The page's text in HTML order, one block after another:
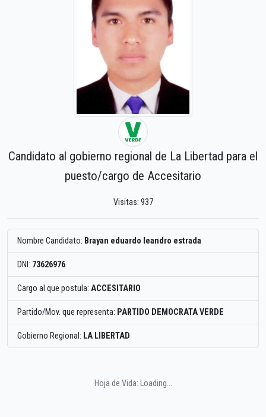
Candidato al gobierno regional de La Libertad para el
puesto/cargo de Accesitario
Visitas: 937
Nombre Candidato: Brayan eduardo leandro estrada
DNI: 73626976
Cargo al que postula: ACCESITARIO
Partido/Mov. que representa: PARTIDO DEMOCRATA VERDE
Gobierno Regional: LA LIBERTAD
Hoja de Vida: Loading...